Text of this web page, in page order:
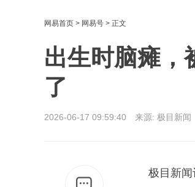
网易首页 > 网易号 > 正文
出生时脑瘫，
了
2026-06-17 09:59:40 来源: 极目新闻
极目新